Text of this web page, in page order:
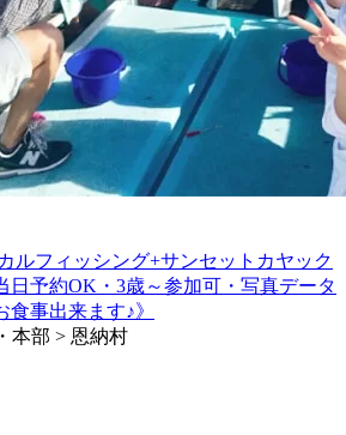
フィッシング+サンセットカヤック
予約OK・3歳～参加可・写真データ
事出来ます♪》
本部 > 恩納村